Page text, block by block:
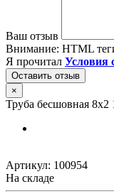
Ваш отзыв
Внимание: HTML
Я прочитал Условия
Оставить отзыв
×
Труба бесшовная
Артикул: 100954
На складе